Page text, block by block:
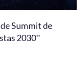
Summit de
2030''